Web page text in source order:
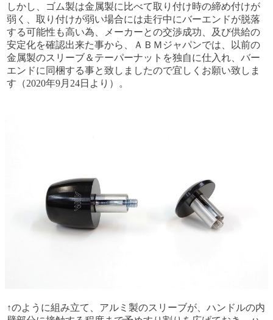
しかし、ゴム製は金属製に比べて取り付け時の締め付けが
弱く、取り付けが弱い場合には走行中にバーエンドが脱落
する可能性も高い為、メーカーとの交渉成功、及び供給の
安定化を確認出来た事から、ＡＢＭジャパンでは、以前の
金属製のスリーブ＆テーパーナットを独自に仕入れ、バー
エンドに同梱する事と致しましたので宜しくお願い致しま
す（2020年9月24日より）。
↑のように組み立て、アルミ製のスリーブが、ハンドルの内